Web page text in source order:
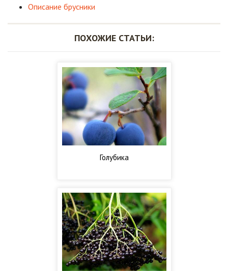
Описание брусники
ПОХОЖИЕ СТАТЬИ:
Голубика